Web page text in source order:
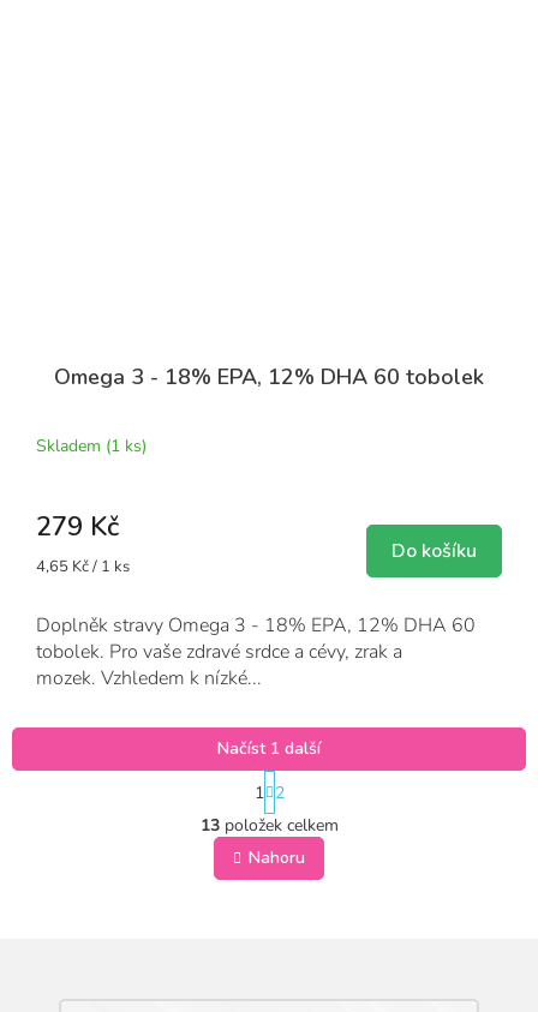
Omega 3 - 18% EPA, 12% DHA 60 tobolek
Skladem (1 ks)
279 Kč
Měrná
4,65 Kč / 1 ks
Do košíku
Doplněk stravy Omega 3 - 18% EPA, 12% DHA 60
tobolek. Pro vaše zdravé srdce a cévy, zrak a
mozek. Vzhledem k nízké...
O
v
l
á
p
Načíst 1 další
S
t
r
á
n
k
1 2
13položek celkem
Nahoru